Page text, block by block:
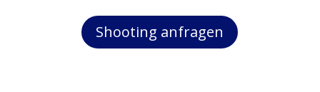
Shooting anfragen